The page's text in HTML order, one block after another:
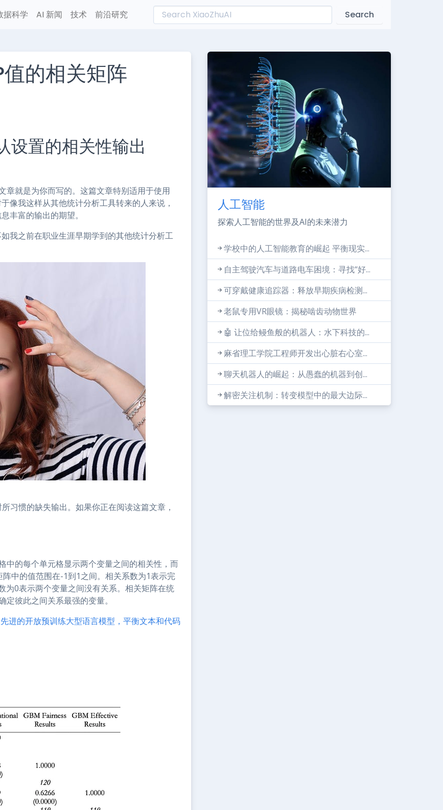
据科学 AI 新闻 技术 前沿研究 Search
的相关矩阵
置的相关性输出
章就是为你而写的。这篇文章特别适用于使用
像我这样从其他统计分析工具转来的人来说，
丰富的输出的期望。
我之前在职业生涯早期学到的其他统计分析工
习惯的缺失输出。如果你正在阅读这篇文章，
中的每个单元格显示两个变量之间的相关性，而
中的值范围在-1到1之间。相关系数为1表示完
为0表示两个变量之间没有关系。相关矩阵在统
彼此之间关系最强的变量。
进的开放预训练大型语言模型，平衡文本和代码
人工智能
探索人工智能的世界及AI的未来潜力
学校中的人工智能教育的崛起 平衡现实...
自主驾驶汽车与道路电车困境：寻找“好...
可穿戴健康追踪器：释放早期疾病检测...
老鼠专用VR眼镜：揭秘啮齿动物世界
🤖 让位给鳗鱼般的机器人：水下科技的...
麻省理工学院工程师开发出心脏右心室...
聊天机器人的崛起：从愚蠢的机器到创...
解密关注机制：转变模型中的最大边际...